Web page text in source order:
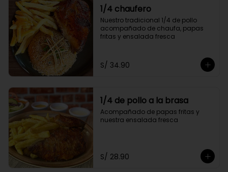
1/4 chaufero
Nuestro tradicional 1/4 de pollo
acompañado de chaufa, papas
fritas y ensalada fresca
S/ 34.90
1/4 de pollo a la brasa
Acompañado de papas fritas y
nuestra ensalada fresca
S/ 28.90